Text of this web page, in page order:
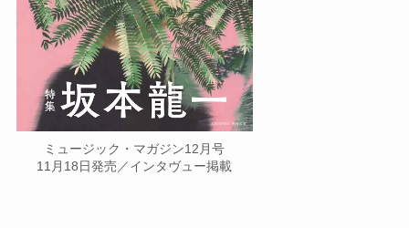
ミュージック・マガジン12月号
11月18日発売／インタヴュー掲載